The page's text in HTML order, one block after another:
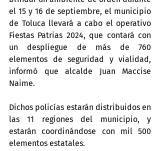
el 15 y 16 de septiembre, el municipio
de Toluca llevará a cabo el operativo
Fiestas Patrias 2024, que contará con
un despliegue de más de 760
elementos de seguridad y vialidad,
informó que alcalde Juan Maccise
Naime.
Dichos policías estarán distribuidos en
las 11 regiones del municipio, y
estarán coordinándose con mil 500
elementos estatales.